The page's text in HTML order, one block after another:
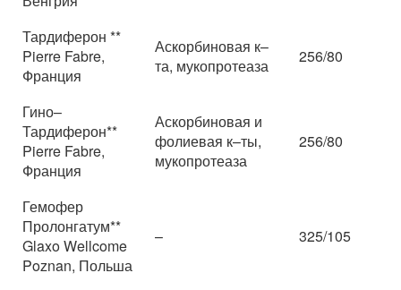
Тардиферон **
Pierre Fabre,
Франция
Аскорбиновая к–
та, мукопротеаза
256/80
Гино–
Тардиферон**
Pierre Fabre,
Франция
Аскорбиновая и
фолиевая к–ты,
мукопротеаза
256/80
Гемофер
Пролонгатум**
Glaxo Wellcome
Poznan, Польша
– 325/105